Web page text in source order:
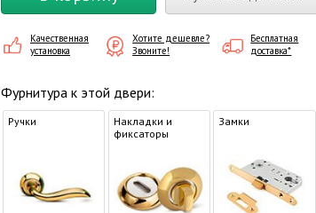
Качественная
установка
Хотите дешевле?
Звоните!
Бесплатная
доставка*
Фурнитура к этой двери:
Ручки
Накладки и
фиксаторы
Замки